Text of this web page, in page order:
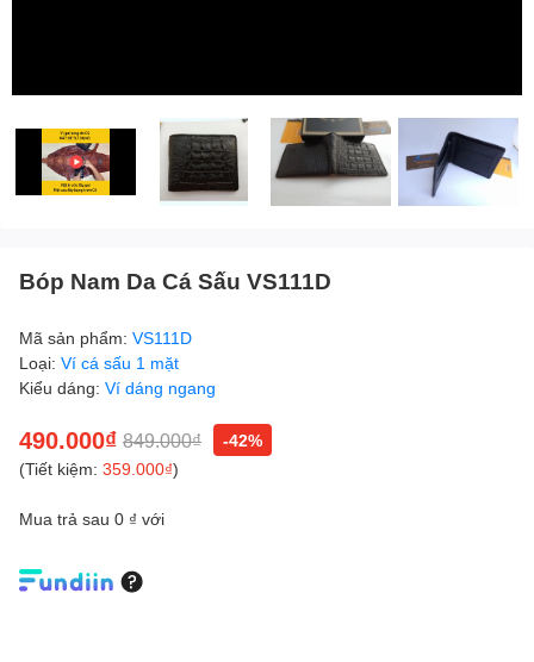
Bóp Nam Da Cá Sấu VS111D
Mã sản phẩm: VS111D
Loại: Ví cá sấu 1 mặt
Kiểu dáng: Ví dáng ngang
490.000₫ 849.000₫
-42%
(Tiết kiệm: 359.000₫)
Mua trả sau 0 ₫ với